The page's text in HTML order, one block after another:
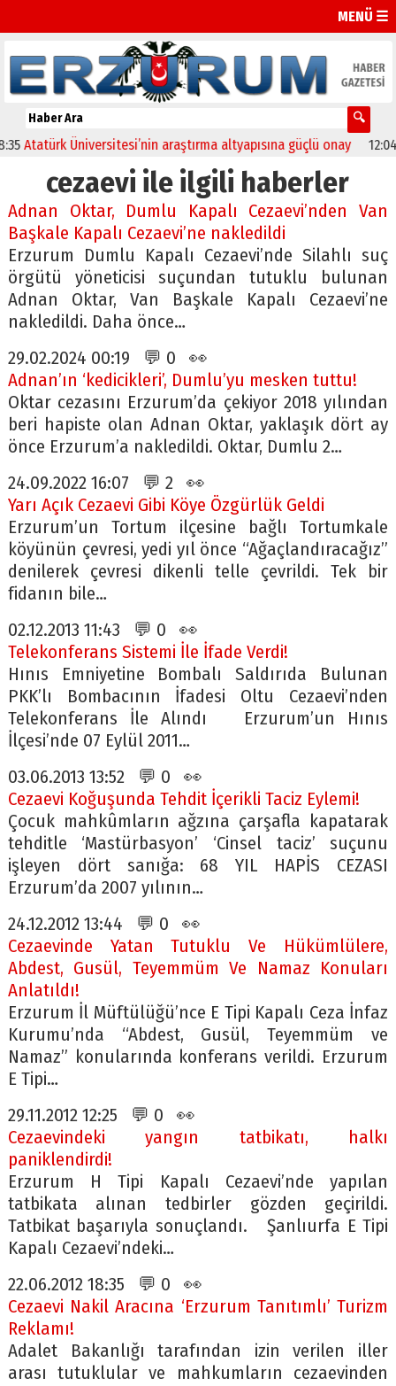
MENÜ ☰
Üniversitesi’nin araştırma altyapısına güçlü onay 12:04
cezaevi ile ilgili haberler
Adnan Oktar, Dumlu Kapalı Cezaevi’nden Van
Başkale Kapalı Cezaevi’ne nakledildi
Erzurum Dumlu Kapalı Cezaevi’nde Silahlı suç
örgütü yöneticisi suçundan tutuklu bulunan
Adnan Oktar, Van Başkale Kapalı Cezaevi’ne
nakledildi. Daha önce…
29.02.2024 00:19 💬 0 👀
Adnan’ın ‘kedicikleri’, Dumlu’yu mesken tuttu!
Oktar cezasını Erzurum’da çekiyor 2018 yılından
beri hapiste olan Adnan Oktar, yaklaşık dört ay
önce Erzurum’a nakledildi. Oktar, Dumlu 2…
24.09.2022 16:07 💬 2 👀
Yarı Açık Cezaevi Gibi Köye Özgürlük Geldi
Erzurum’un Tortum ilçesine bağlı Tortumkale
köyünün çevresi, yedi yıl önce “Ağaçlandıracağız”
denilerek çevresi dikenli telle çevrildi. Tek bir
fidanın bile…
02.12.2013 11:43 💬 0 👀
Telekonferans Sistemi İle İfade Verdi!
Hınıs Emniyetine Bombalı Saldırıda Bulunan
PKK’lı Bombacının İfadesi Oltu Cezaevi’nden
Telekonferans İle Alındı Erzurum’un Hınıs
İlçesi’nde 07 Eylül 2011…
03.06.2013 13:52 💬 0 👀
Cezaevi Koğuşunda Tehdit İçerikli Taciz Eylemi!
Çocuk mahkûmların ağzına çarşafla kapatarak
tehditle ‘Mastürbasyon’ ‘Cinsel taciz’ suçunu
işleyen dört sanığa: 68 YIL HAPİS CEZASI
Erzurum’da 2007 yılının…
24.12.2012 13:44 💬 0 👀
Cezaevinde Yatan Tutuklu Ve Hükümlülere,
Abdest, Gusül, Teyemmüm Ve Namaz Konuları
Anlatıldı!
Erzurum İl Müftülüğü’nce E Tipi Kapalı Ceza İnfaz
Kurumu’nda “Abdest, Gusül, Teyemmüm ve
Namaz” konularında konferans verildi. Erzurum
E Tipi…
29.11.2012 12:25 💬 0 👀
Cezaevindeki yangın tatbikatı, halkı
paniklendirdi!
Erzurum H Tipi Kapalı Cezaevi’nde yapılan
tatbikata alınan tedbirler gözden geçirildi.
Tatbikat başarıyla sonuçlandı. Şanlıurfa E Tipi
Kapalı Cezaevi’ndeki…
22.06.2012 18:35 💬 0 👀
Cezaevi Nakil Aracına ‘Erzurum Tanıtımlı’ Turizm
Reklamı!
Adalet Bakanlığı tarafından izin verilen iller
arası tutuklular ve mahkumların cezaevinden